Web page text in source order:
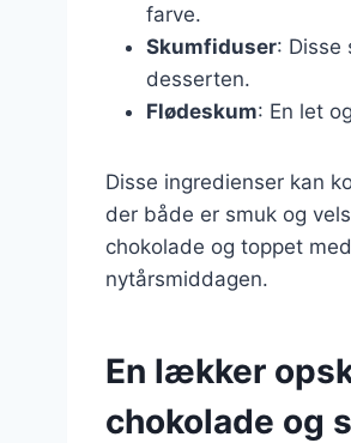
farve.
Skumfiduser: Disse
desserten.
Flødeskum: En let
Disse ingredienser kan
der både er smuk og
chokolade og toppet
nytårsmiddagen.
En lækker
chokolade og